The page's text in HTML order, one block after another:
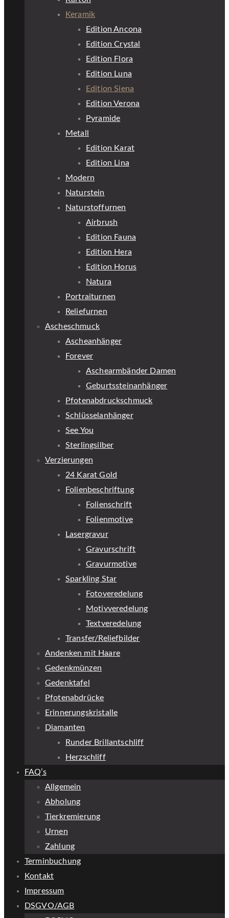
Keramik
Edition Ancona
Edition Crystal
Edition Flora
Edition Luna
Edition Siena
Edition Verona
Pyramide
Metall
Edition Karat
Edition Lina
Modern
Naturstein
Naturstoffurnen
Airbrush
Edition Fauna
Edition Hera
Edition Horus
Natura
Portraiturnen
Reliefurnen
Ascheschmuck
Ascheanhänger
Forever
Aschearmbänder Damen
Geburtssteinanhänger
Pfotenabdruckschmuck
Schlüsselanhänger
See You
Sterlingsilber
Verzierungen
24 Karat Gold
Folienbeschriftung
Folienschrift
Folienmotive
Lasergravur
Gravurschrift
Gravurmotive
Sparkling Star
Fotoveredelung
Motivveredelung
Textveredelung
Transfer/Reliefbilder
Andenken mit Haare
Gedenkmünzen
Gedenktafel
Pfotenabdrücke
Erinnerungskristalle
Diamanten
Runder Brillantschliff
Herzschliff
FAQ’s
Allgemein
Abholung
Tierkremierung
Urnen
Zahlung
Terminbuchung
Kontakt
Impressum
DSGVO/AGB